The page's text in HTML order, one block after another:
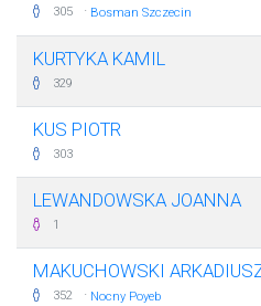
305 · Bosman Szczecin
KURTYKA KAMIL
329
KUS PIOTR
303
LEWANDOWSKA JOANNA
1
MAKUCHOWSKI
352 · Nocny Poyeb